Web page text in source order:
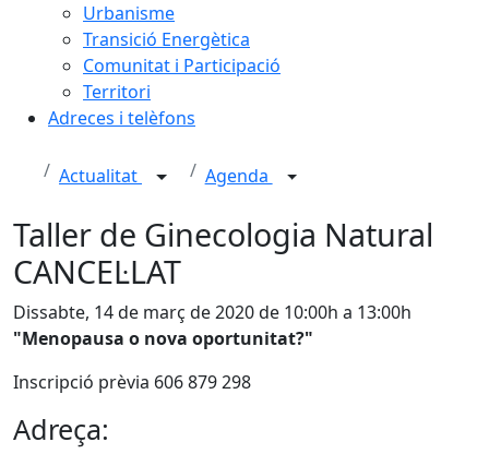
Urbanisme
Transició Energètica
Comunitat i Participació
Territori
Adreces i telèfons
Actualitat Agenda
Taller de Ginecologia Natural
CANCEL·LAT
Dissabte, 14 de març de 2020 de 10:00h a 13:00h
"Menopausa o nova oportunitat?"
Inscripció prèvia 606 879 298
Adreça: